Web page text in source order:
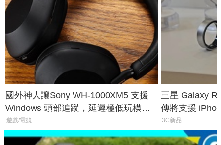
國外神人讓Sony WH-1000XM5 支援
Windows 頭部追蹤，延遲極低玩模擬
飛行超有感
遊戲/電競
三星 Galaxy
傳將支援
慧家電連動功
3C新品